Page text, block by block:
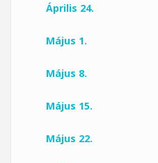
Április 24.
Május 1.
Május 8.
Május 15.
Május 22.